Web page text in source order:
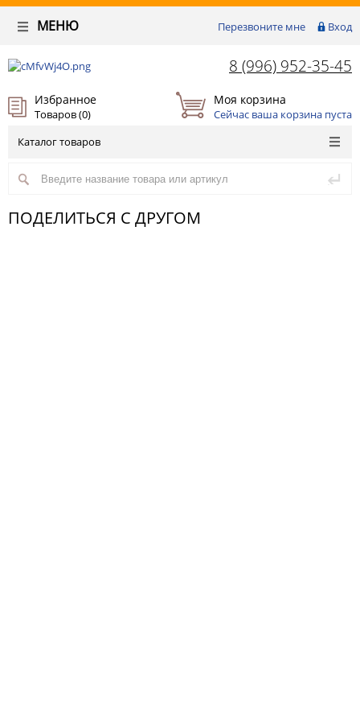
Перезвоните мне Вход
МЕНЮ
8 (996) 952-35-45
Избранное
Товаров (0)
Моя корзина
Сейчас ваша корзина пуста
Каталог товаров
ПОДЕЛИТЬСЯ С ДРУГОМ